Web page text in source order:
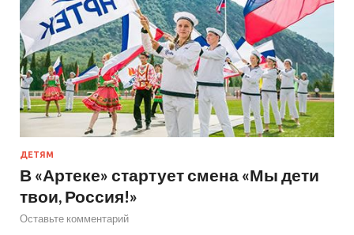
ДЕТЯМ
В «Артеке» стартует смена «Мы дети
твои, Россия!»
Оставьте комментарий